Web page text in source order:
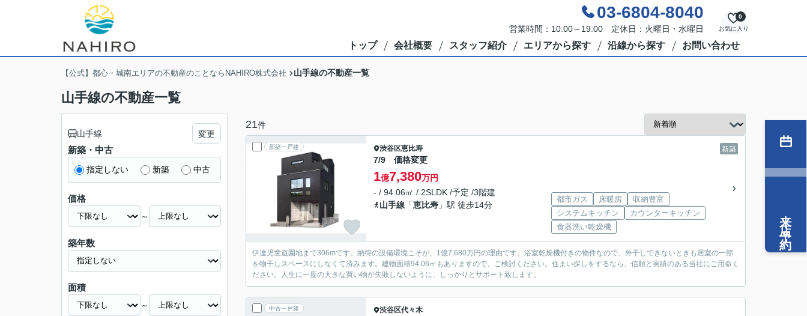
03-6804-8040
営業時間：10:00～19:00 定休日：火曜日・水曜日 お気に入り
0
トップ 会社概要 スタッフ紹介 エリアから探す 沿線から探す お問い合わせ
【公式】都心・城南エリアの不動産のことならNAHIRO株式会社 山手線の不動産一覧
山手線の不動産一覧
21件
新築一戸建 新築
渋谷区恵比寿
7/9 価格変更
1億7,380万円
- / 94.06㎡ / 2SLDK /予定 /3階建
山手線 「恵比寿 」駅 徒歩14分
都市ガス 床暖房
収納豊富
システムキッチン
カウンターキッチン
食器洗い乾燥機
伊達児童遊園地まで306mです。納得の設備環境こそが、1億7,680万円の理由です。浴室乾燥機付きの物件なので、外干しできないときも居室の一部
を物干しスペースにしなくて済みます。建物面積94.06㎡もありますので、ご検討ください。住まい探しをするなら、信頼と実績のある当社にご用命く
ださい。人生に一度の大きな買い物が失敗しないように、しっかりとサポート致します。
中古一戸建 渋谷区代々木
山手線 変更
新築・中古
指定しない 新築 中古
価格
～
築年数
面積
～
来店予約